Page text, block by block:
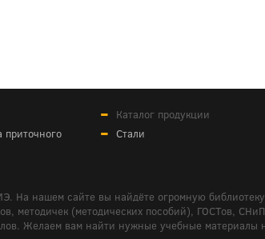
приточного
Каталог продукции
Стали
На нашем сайте вы найдёте огромную
методичек (методических пособий), ГОСТов,
Желаем вам найти нужные учебные материалы